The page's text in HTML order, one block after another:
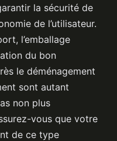
la sécurité de
de l’utilisateur.
l’emballage
du bon
le déménagement
sont autant
non plus
vous que votre
de ce type